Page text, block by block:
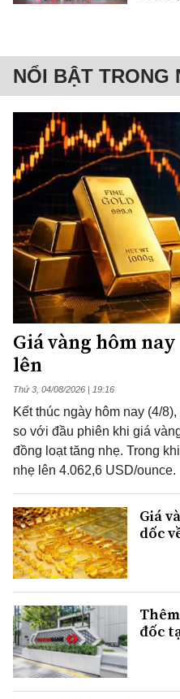
NỔI BẬT TRONG
Giá vàng hôm
lên
Thứ 3, 04/08/2026 | 19:16
Kết thúc ngày hôm nay (4/
so với đầu phiên khi giá
đồng loạt tăng nhẹ. Trong
nhẹ lên 4.062,6 USD/ounce.
Giá
dốc
đốc